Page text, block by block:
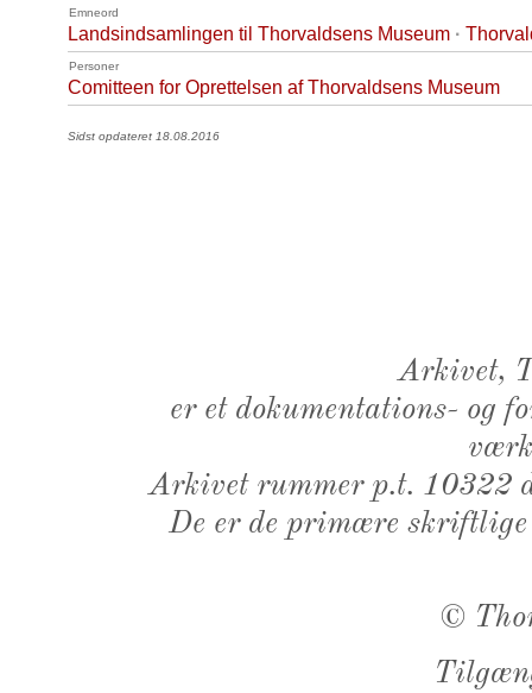
Emneord
Landsindsamlingen til Thorvaldsens Museum ·
Personer
Comitteen for Oprettelsen af Thorvaldsens Museum
Sidst opdateret 18.08.2016
Arkivet,
er et dokumentations- og
Arkivet rummer p.t. 10322
De er de primære
©